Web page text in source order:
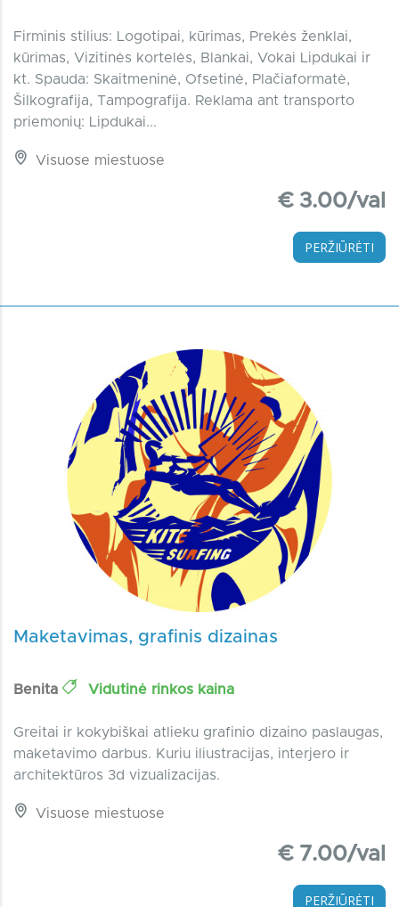
Firminis stilius: Logotipai, kūrimas, Prekės ženklai,
kūrimas, Vizitinės kortelės, Blankai, Vokai Lipdukai ir
kt. Spauda: Skaitmeninė, Ofsetinė, Plačiaformatė,
Šilkografija, Tampografija. Reklama ant transporto
priemonių: Lipdukai...
Visuose miestuose
€ 3.00/val
PERŽIŪRĖTI
Maketavimas, grafinis dizainas
Benita Vidutinė rinkos kaina
Greitai ir kokybiškai atlieku grafinio dizaino paslaugas,
maketavimo darbus. Kuriu iliustracijas, interjero ir
architektūros 3d vizualizacijas.
Visuose miestuose
€ 7.00/val
PERŽIŪRĖTI